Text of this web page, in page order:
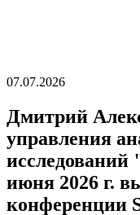
07.07.2026
Дмитрий
управления
июня 2026 г.
конференции